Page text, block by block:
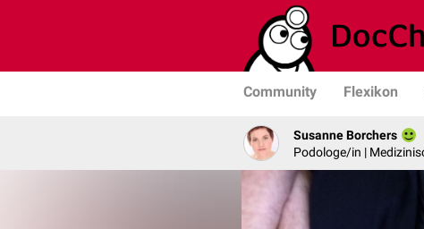
Community Flexikon
Susanne Borchers
Podologe/in |